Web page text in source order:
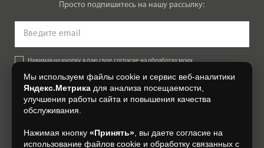
Просто подпишитесь на нашу рассылку:
Нажимая на кнопку, я даю свое согласие на обработку моих
Согласии на обработку персональных данных.
+7 (4832) 300-007
Мы используем файлы cookie и сервис веб-аналитики
Яндекс.Метрика для анализа посещаемости,
улучшения работы сайта и повышения качества
обслуживания.
Нажимая кнопку «Принять» , вы даете согласие на
использование файлов cookie и обработку связанных с